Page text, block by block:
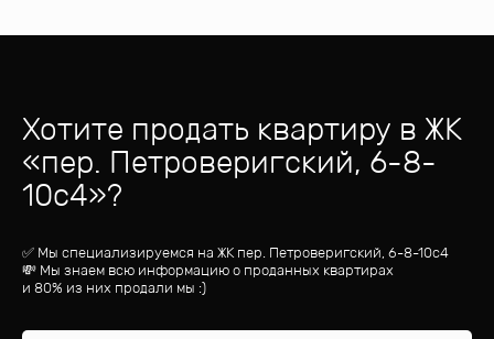
Хотите продать квартиру в ЖК
«пер. Петроверигский, 6-8-
10с4»?
✅ Мы специализируемся на ЖК пер. Петроверигский, 6-8-10с4
💸 Мы знаем всю информацию о проданных квартирах
и 80% из них продали мы :)